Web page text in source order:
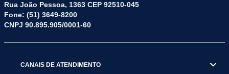
Rua João Pessoa, 1363 CEP 92510-045
Fone: (51) 3649-8200
CNPJ 90.895.905/0001-60
CANAIS DE ATENDIMENTO